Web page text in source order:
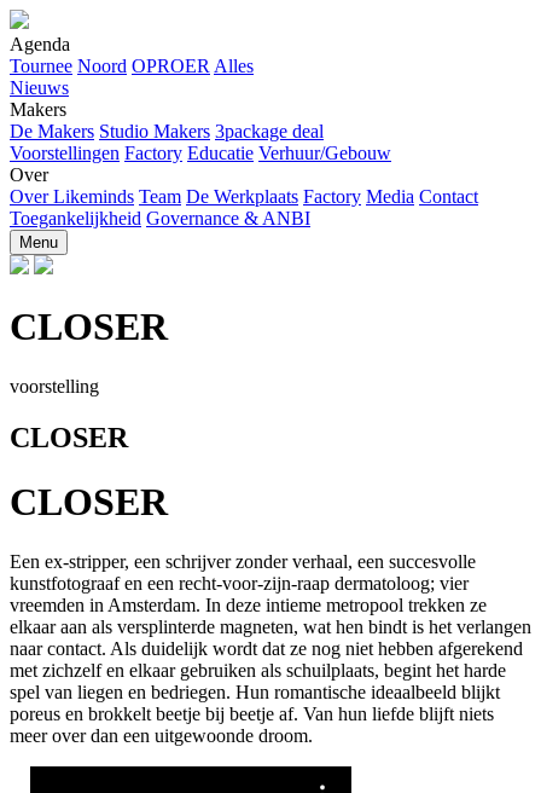
Agenda
Tournee Noord OPROER Alles
Nieuws
Makers
De Makers Studio Makers 3package deal
Voorstellingen Factory Educatie Verhuur/Gebouw
Over
Over Likeminds Team De Werkplaats Factory Media Contact
Toegankelijkheid Governance & ANBI
Menu
CLOSER
voorstelling
CLOSER
CLOSER
Een ex-stripper, een schrijver zonder verhaal, een succesvolle
kunstfotograaf en een recht-voor-zijn-raap dermatoloog; vier
vreemden in Amsterdam. In deze intieme metropool trekken ze
elkaar aan als versplinterde magneten, wat hen bindt is het verlangen
naar contact. Als duidelijk wordt dat ze nog niet hebben afgerekend
met zichzelf en elkaar gebruiken als schuilplaats, begint het harde
spel van liegen en bedriegen. Hun romantische ideaalbeeld blijkt
poreus en brokkelt beetje bij beetje af. Van hun liefde blijft niets
meer over dan een uitgewoonde droom.